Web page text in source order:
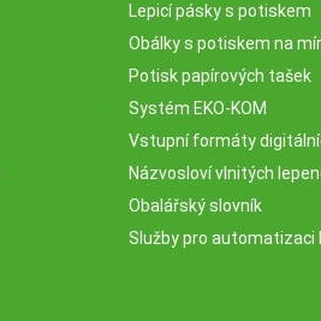
Lepicí pásky s potiskem
Obálky s potiskem na
Potisk papírových tašek
Systém EKO-KOM
Vstupní formáty
Názvosloví vlnitých
Obalářský slovník
Služby pro automatizaci